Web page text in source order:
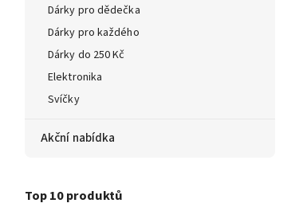
Dárky pro dědečka
Dárky pro každého
Dárky do 250 Kč
Elektronika
Svíčky
Akční nabídka
Top 10 produktů